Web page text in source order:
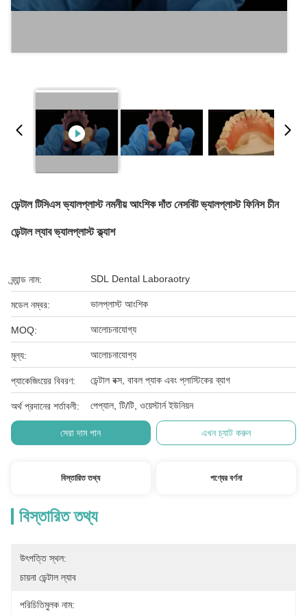
ডেন্টাল টিসিএস ভ্যালপ্লাস্ট নমনীয় আংশিক দাঁত নেসবিট ভ্যালপ্লাস্ট ফিনিস চীন
ডেন্টাল ল্যাব ভ্যালপ্লাস্ট ক্ল্যাশ
ব্র্যান্ড নাম: SDL Dental Laboraotry
মডেল নম্বর: ভালপ্লাস্ট আংশিক
MOQ: আলোচনাযোগ্য
মূল্য: আলোচনাযোগ্য
প্যাকেজিংয়ের বিবরণ: ডেন্টাল বক্স, বাবল প্যাক এবং প্লাস্টিকের ব্যাগ
অর্থ প্রদানের শর্তাবলী: পেপ্যাল, টি/টি, ওয়েস্টার্ন ইউনিয়ন
সেরা দাম পান এখন চ্যাট করুন
বিস্তারিত তথ্য পণ্যের বর্ণনা
বিস্তারিত তথ্য
উৎপত্তি স্থল:
চায়না ডেন্টাল ল্যাব
পরিচিতিমুলক নাম: